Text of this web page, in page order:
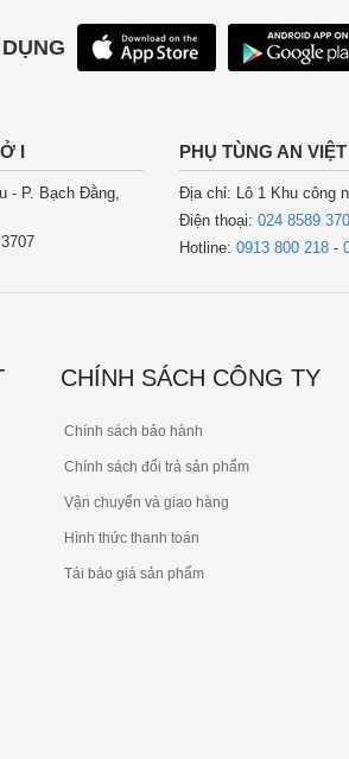
I
- P. Bạch Đằng,
PHỤ TÙNG AN
Địa chỉ: Lô 1 Khu công
Điện thoại: 024 8589
Hotline: 0913 800 218 -
CHÍNH SÁCH CÔNG TY
Chính sách bảo hành
Chính sách đổi trả sản phẩm
Vận chuyển và giao hàng
Hình thức thanh toán
Tái báo giá sản phẩm